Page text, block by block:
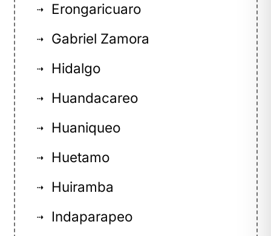
⇢ Erongaricuaro
⇢ Gabriel Zamora
⇢ Hidalgo
⇢ Huandacareo
⇢ Huaniqueo
⇢ Huetamo
⇢ Huiramba
⇢ Indaparapeo